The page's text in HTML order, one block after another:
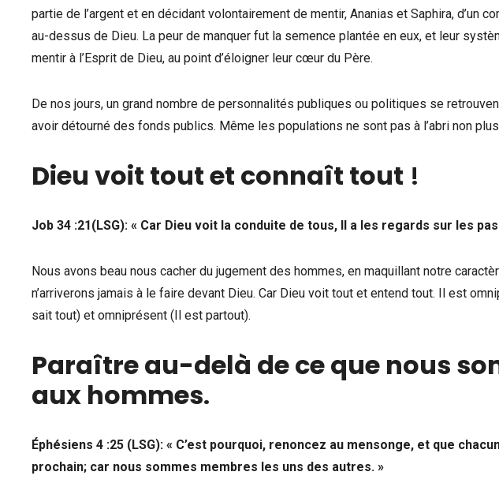
partie de l’argent et en décidant volontairement de mentir, Ananias et Saphira, d’un
au-dessus de Dieu. La peur de manquer fut la semence plantée en eux, et leur
mentir à l’Esprit de Dieu, au point d’éloigner leur cœur du Père.
De nos jours, un grand nombre de personnalités publiques ou politiques se
avoir détourné des fonds publics. Même les populations ne sont pas à l’abri non
Dieu voit tout et connaît tout !
Job 34 :21(LSG): « Car Dieu voit la conduite de tous, Il a les regards sur les
Nous avons beau nous cacher du jugement des hommes, en maquillant notre
n’arriverons jamais à le faire devant Dieu. Car Dieu voit tout et entend tout. Il est
sait tout) et omniprésent (Il est partout).
Paraître au-delà de ce que nous
aux hommes.
Éphésiens 4 :25 (LSG): « C’est pourquoi, renoncez au mensonge, et que
prochain; car nous sommes membres les uns des autres. »